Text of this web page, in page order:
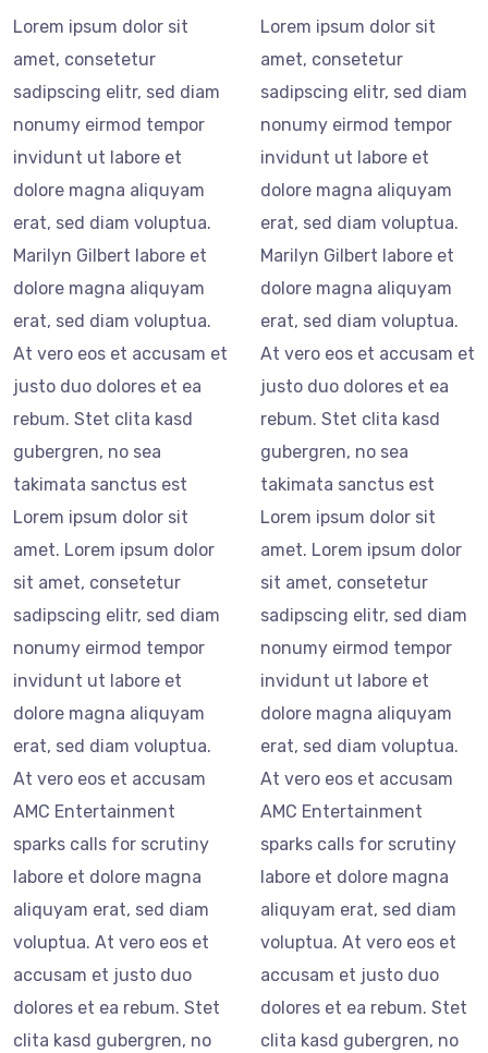
Lorem ipsum dolor sit
amet, consetetur
sadipscing elitr, sed diam
nonumy eirmod tempor
invidunt ut labore et
dolore magna aliquyam
erat, sed diam voluptua.
Marilyn Gilbert labore et
dolore magna aliquyam
erat, sed diam voluptua.
At vero eos et accusam et
justo duo dolores et ea
rebum. Stet clita kasd
gubergren, no sea
takimata sanctus est
Lorem ipsum dolor sit
amet. Lorem ipsum dolor
sit amet, consetetur
sadipscing elitr, sed diam
nonumy eirmod tempor
invidunt ut labore et
dolore magna aliquyam
erat, sed diam voluptua.
At vero eos et accusam
AMC Entertainment
sparks calls for scrutiny
labore et dolore magna
aliquyam erat, sed diam
voluptua. At vero eos et
accusam et justo duo
dolores et ea rebum. Stet
clita kasd gubergren, no
Lorem ipsum dolor sit
amet, consetetur
sadipscing elitr, sed diam
nonumy eirmod tempor
invidunt ut labore et
dolore magna aliquyam
erat, sed diam voluptua.
Marilyn Gilbert labore et
dolore magna aliquyam
erat, sed diam voluptua.
At vero eos et accusam et
justo duo dolores et ea
rebum. Stet clita kasd
gubergren, no sea
takimata sanctus est
Lorem ipsum dolor sit
amet. Lorem ipsum dolor
sit amet, consetetur
sadipscing elitr, sed diam
nonumy eirmod tempor
invidunt ut labore et
dolore magna aliquyam
erat, sed diam voluptua.
At vero eos et accusam
AMC Entertainment
sparks calls for scrutiny
labore et dolore magna
aliquyam erat, sed diam
voluptua. At vero eos et
accusam et justo duo
dolores et ea rebum. Stet
clita kasd gubergren, no